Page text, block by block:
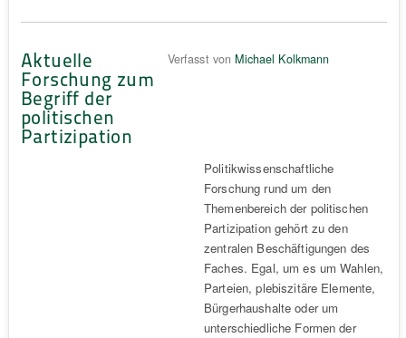
Aktuelle
Forschung zum
Begriff der
politischen
Partizipation
Verfasst von Michael Kolkmann
Politikwissenschaftliche
Forschung rund um den
Themenbereich der politischen
Partizipation gehört zu den
zentralen Beschäftigungen des
Faches. Egal, um es um Wahlen,
Parteien, plebiszitäre Elemente,
Bürgerhaushalte oder um
unterschiedliche Formen der